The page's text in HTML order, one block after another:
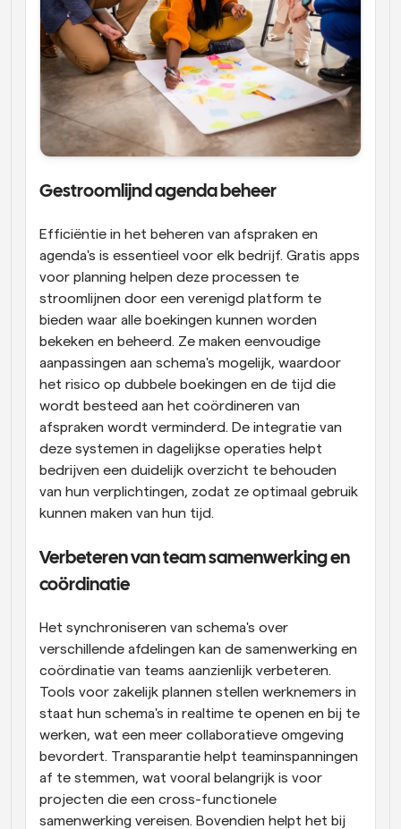
Gestroomlijnd agenda beheer
Efficiëntie in het beheren van afspraken en
agenda's is essentieel voor elk bedrijf. Gratis apps
voor planning helpen deze processen te
stroomlijnen door een verenigd platform te
bieden waar alle boekingen kunnen worden
bekeken en beheerd. Ze maken eenvoudige
aanpassingen aan schema's mogelijk, waardoor
het risico op dubbele boekingen en de tijd die
wordt besteed aan het coördineren van
afspraken wordt verminderd. De integratie van
deze systemen in dagelijkse operaties helpt
bedrijven een duidelijk overzicht te behouden
van hun verplichtingen, zodat ze optimaal gebruik
kunnen maken van hun tijd.
Verbeteren van team samenwerking en
coördinatie
Het synchroniseren van schema's over
verschillende afdelingen kan de samenwerking en
coördinatie van teams aanzienlijk verbeteren.
Tools voor zakelijk plannen stellen werknemers in
staat hun schema's in realtime te openen en bij te
werken, wat een meer collaboratieve omgeving
bevordert. Transparantie helpt teaminspanningen
af te stemmen, wat vooral belangrijk is voor
projecten die een cross-functionele
samenwerking vereisen. Bovendien helpt het bij